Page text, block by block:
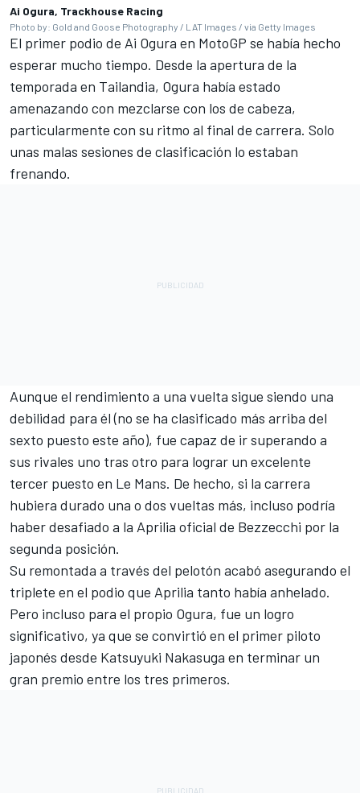
Ai Ogura, Trackhouse Racing
Photo by: Gold and Goose Photography / LAT Images / via Getty Images
El primer podio de Ai Ogura en MotoGP se había hecho
esperar mucho tiempo. Desde la apertura de la
temporada en Tailandia, Ogura había estado
amenazando con mezclarse con los de cabeza,
particularmente con su ritmo al final de carrera. Solo
unas malas sesiones de clasificación lo estaban
frenando.
Aunque el rendimiento a una vuelta sigue siendo una
debilidad para él (no se ha clasificado más arriba del
sexto puesto este año), fue capaz de ir superando a
sus rivales uno tras otro para lograr un excelente
tercer puesto en Le Mans. De hecho, si la carrera
hubiera durado una o dos vueltas más, incluso podría
haber desafiado a la Aprilia oficial de Bezzecchi por la
segunda posición.
Su remontada a través del pelotón acabó asegurando el
triplete en el podio que Aprilia tanto había anhelado.
Pero incluso para el propio Ogura, fue un logro
significativo, ya que se convirtió en el primer piloto
japonés desde Katsuyuki Nakasuga en terminar un
gran premio entre los tres primeros.